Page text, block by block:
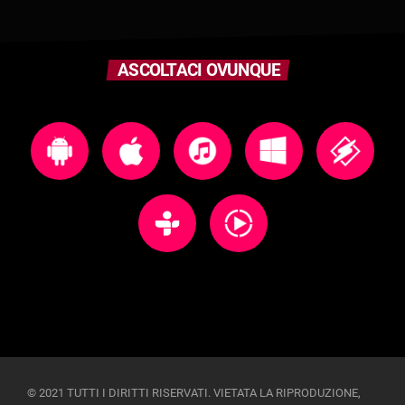
ASCOLTACI OVUNQUE
© 2021 TUTTI I DIRITTI RISERVATI. VIETATA LA RIPRODUZIONE,